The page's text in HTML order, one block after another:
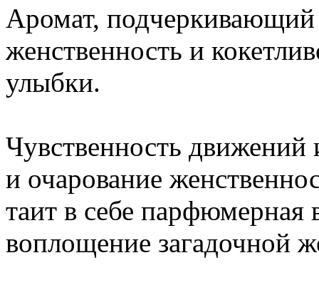
Аромат,
женственность и
улыбки.
Чувственность движений
и очарование
таит в себе
воплощение загадочной